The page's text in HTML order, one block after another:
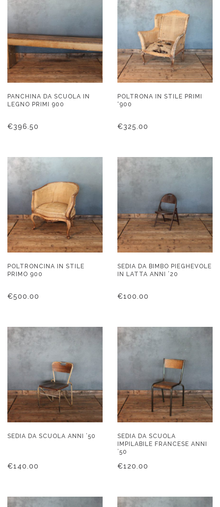
PANCHINA DA SCUOLA IN
LEGNO PRIMI 900
€396.50
POLTRONA IN STILE PRIMI
‘900
€325.00
POLTRONCINA IN STILE
PRIMO 900
€500.00
SEDIA DA BIMBO PIEGHEVOLE
IN LATTA ANNI ’20
€100.00
SEDIA DA SCUOLA ANNI ’50
€140.00
SEDIA DA SCUOLA
IMPILABILE FRANCESE ANNI
’50
€120.00